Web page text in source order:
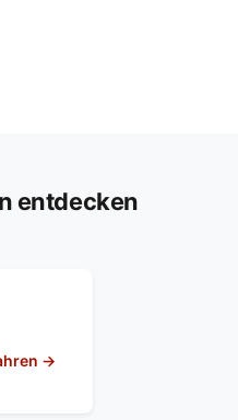
entdecken
→